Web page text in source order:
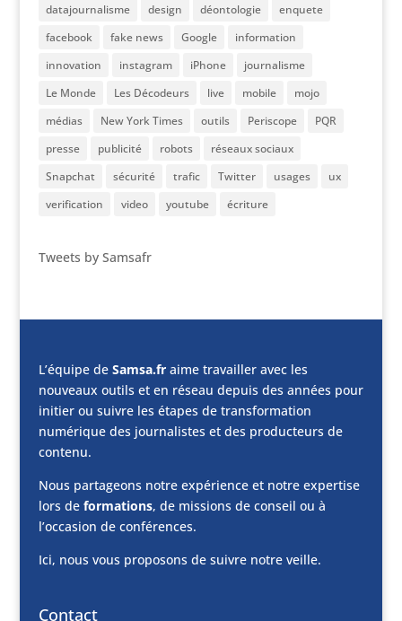
datajournalisme
design déontologie
enquete
facebook
fake news Google
information
innovation
instagram iPhone
journalisme
Le Monde
Les Décodeurs live mobile
mojo
médias
New York Times outils Periscope
PQR
presse
publicité robots
réseaux sociaux
Snapchat
sécurité trafic Twitter usages
ux
verification
video youtube écriture
Tweets by Samsafr
L’équipe de Samsa.fraime travailler avec les
nouveaux outils et en réseau depuis des années pour
initier ou suivre les étapes de transformation
numérique des journalistes et des producteurs de
contenu.
Nous partageons notre expérience et notre expertise
lors de formations, de missions de conseil ou à
l’occasion de conférences.
Ici, nous vous proposons de suivre notre veille.
Contact